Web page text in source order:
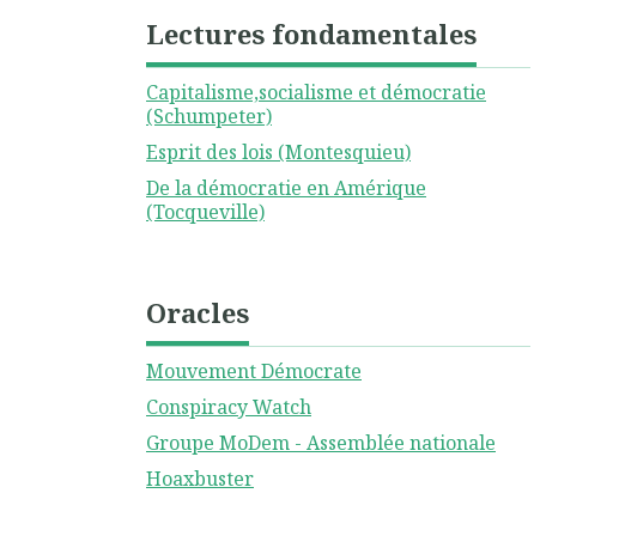
Lectures fondamentales
Capitalisme,socialisme et démocratie
(Schumpeter)
Esprit des lois (Montesquieu)
De la démocratie en Amérique
(Tocqueville)
Oracles
Mouvement Démocrate
Conspiracy Watch
Groupe MoDem - Assemblée nationale
Hoaxbuster